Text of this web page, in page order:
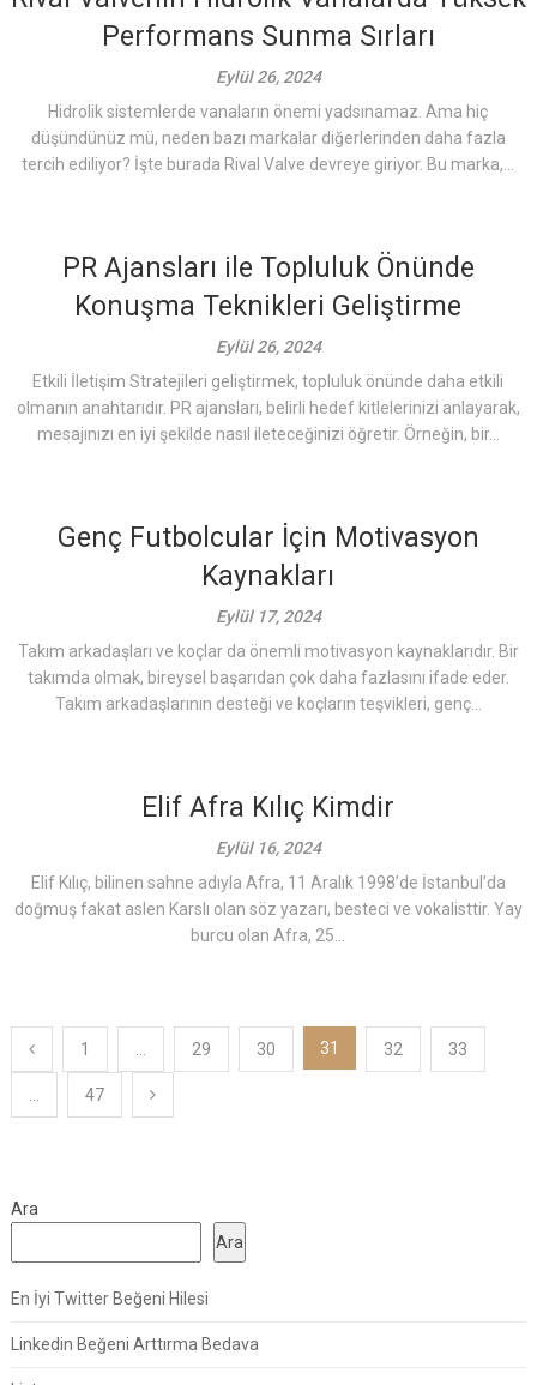
Performans Sunma Sırları
Eylül 26, 2024
Hidrolik sistemlerde vanaların önemi yadsınamaz. Ama hiç
düşündünüz mü, neden bazı markalar diğerlerinden daha fazla
tercih ediliyor? İşte burada Rival Valve devreye giriyor. Bu marka,...
PR Ajansları ile Topluluk Önünde
Konuşma Teknikleri Geliştirme
Eylül 26, 2024
Etkili İletişim Stratejileri geliştirmek, topluluk önünde daha etkili
olmanın anahtarıdır. PR ajansları, belirli hedef kitlelerinizi anlayarak,
mesajınızı en iyi şekilde nasıl ileteceğinizi öğretir. Örneğin, bir...
Genç Futbolcular İçin Motivasyon
Kaynakları
Eylül 17, 2024
Takım arkadaşları ve koçlar da önemli motivasyon kaynaklarıdır. Bir
takımda olmak, bireysel başarıdan çok daha fazlasını ifade eder.
Takım arkadaşlarının desteği ve koçların teşvikleri, genç...
Elif Afra Kılıç Kimdir
Eylül 16, 2024
Elif Kılıç, bilinen sahne adıyla Afra, 11 Aralık 1998’de İstanbul’da
doğmuş fakat aslen Karslı olan söz yazarı, besteci ve vokalisttir. Yay
burcu olan Afra, 25...
Yazı
sayfalaması
1 29 30 31 32 33
47
Ara
Ara
En İyi Twitter Beğeni Hilesi
Linkedin Beğeni Arttırma Bedava